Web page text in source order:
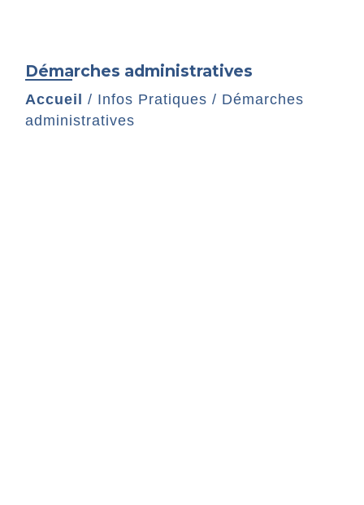
Démarches administratives
Accueil / Infos Pratiques / Démarches
administratives